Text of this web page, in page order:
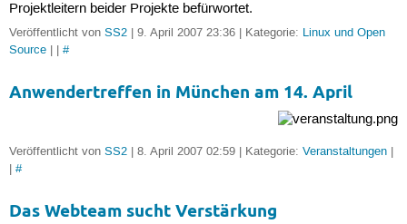
Projektleitern beider Projekte befürwortet.
Veröffentlicht von SS2| 9. April 2007 23:36 | Kategorie: Linux und Open
Source| | #
Anwendertreffen in München am 14. April
Veröffentlicht von SS2| 8. April 2007 02:59 | Kategorie: Veranstaltungen|
| #
Das Webteam sucht Verstärkung